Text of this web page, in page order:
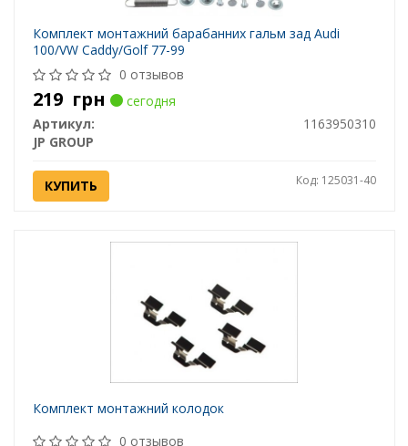
Комплект монтажний барабанних гальм зад Audi
100/VW Caddy/Golf 77-99
0 отзывов
219 грн
сегодня
Артикул:
1163950310
JP GROUP
КУПИТЬ Код: 125031-40
Комплект монтажний колодок
0 отзывов